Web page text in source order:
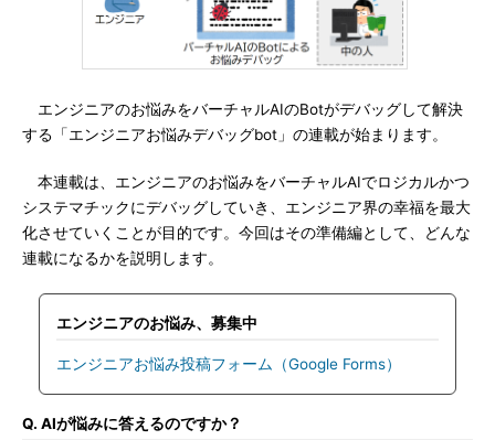
エンジニアのお悩みをバーチャルAIのBotがデバッグして解決
する「エンジニアお悩みデバッグbot」の連載が始まります。
本連載は、エンジニアのお悩みをバーチャルAIでロジカルかつ
システマチックにデバッグしていき、エンジニア界の幸福を最大
化させていくことが目的です。今回はその準備編として、どんな
連載になるかを説明します。
エンジニアのお悩み、募集中
エンジニアお悩み投稿フォーム（Google Forms）
Q. AIが悩みに答えるのですか？